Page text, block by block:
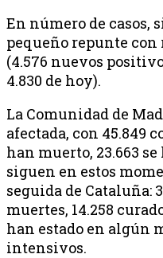
En número de casos,
pequeño repunte con
(4.576 nuevos
4.830 de hoy).
La Comunidad de
afectada, con 45.849
han muerto, 23.663
siguen en estos
seguida de Cataluña:
muertes, 14.258
han estado en algún
intensivos.